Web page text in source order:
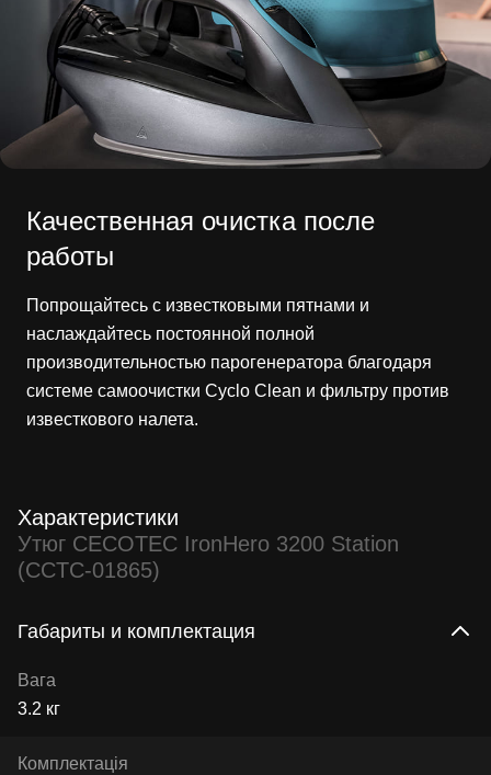
Качественная очистка после
работы
Попрощайтесь с известковыми пятнами и
наслаждайтесь постоянной полной
производительностью парогенератора благодаря
системе самоочистки Cyclo Clean и фильтру против
известкового налета.
Характеристики
Утюг CECOTEC IronHero 3200 Station
(CCTC-01865)
Габариты и комплектация
Вага
3.2 кг
Комплектація